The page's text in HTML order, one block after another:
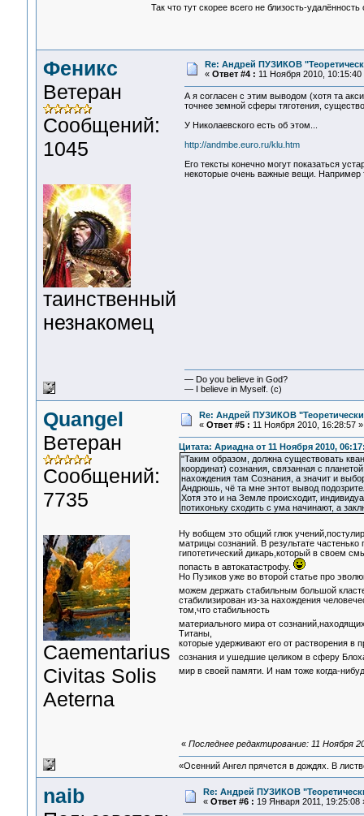
Так что тут скорее всего не близость-
Феникс
Ветеран
Сообщений:
1045
таинственный
незнакомец
Re: Андрей ПУЗИКОВ
« Ответ #4 : 11 Ноября 2010, 10:15:40
А я согласен с этим выводом (хотя та
точнее земной сферы тяготения,
У Николаевского есть об этом...
http://andmbe.euro.ru/klu.htm
Его тексты конечно могут показаться
некоторые очень важные вещи. Например
— Do you believe in God?
— I believe in Myself. (c)
Quangel
Ветеран
Сообщений:
7735
Сaementarius
Civitas Solis
Aeterna
Re: Андрей ПУЗИКОВ
« Ответ #5 : 11 Ноября 2010, 16:28:57 »
Цитата: Ариадна от 11 Ноября 2010,
"Таким образом, должна существовать
координат) сознания, связанная с
нахождения там Сознания, а значит и
Андрюшь, чё та мне энтот вывод
Хотя это и на Земле происходит,
потихоньку сходить с ума начинают, а
Ну вобщем это общий глюк
матрицы сознаний. В результате
гипотетический дикарь,который в своем
попасть в автокатастрофу.
Но Пузиков уже во второй статье про
можем держать стабильным большой
стабилизирован из-за нахождения
том,что стабильность
материального мира от
Титаны,
которые удерживают его от растворения в
сознания и ушедшие целиком в сферу
мир в своей памяти. И нам тоже когда-
« Последнее редактирование: 11 Ноября
«Осенний Ангел прячется в дождях. В
naib
Re: Андрей ПУЗИКОВ
« Ответ #6 : 19 Января 2011, 19:25:08